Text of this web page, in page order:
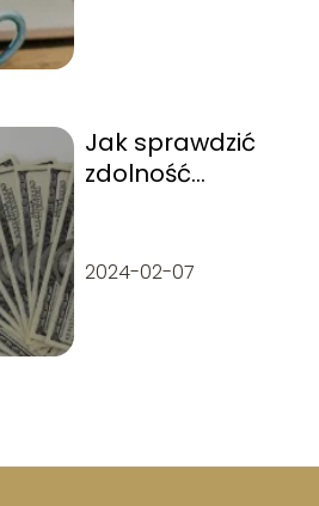
Jak sprawdzić
zdolność
kalkulator
2024-02-07